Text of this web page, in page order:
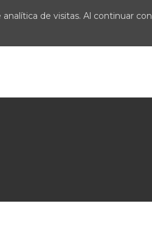
de visitas. Al continuar con